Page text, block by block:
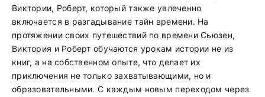
Виктории, Роберт, который также увлеченно
включается в разгадывание тайн времени. На
протяжении своих путешествий по времени Сьюзен,
Виктория и Роберт обучаются урокам истории не из
книг, а на собственном опыте, что делает их
приключения не только захватывающими, но и
образовательными. С каждым новым переходом через